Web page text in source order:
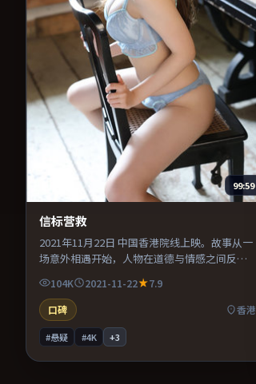
99:59
信标营救
2021年11月22日 中国香港院线上映。故事从一
场意外相遇开始，人物在道德与情感之间反复
拉扯。剪辑利落，信息密度高，适合喜欢烧脑
与推理的观众。推荐给偏爱群像戏与命运母题
的影迷。
104K 2021-11-22
7.9
口碑
香港
#悬疑 #4K +3